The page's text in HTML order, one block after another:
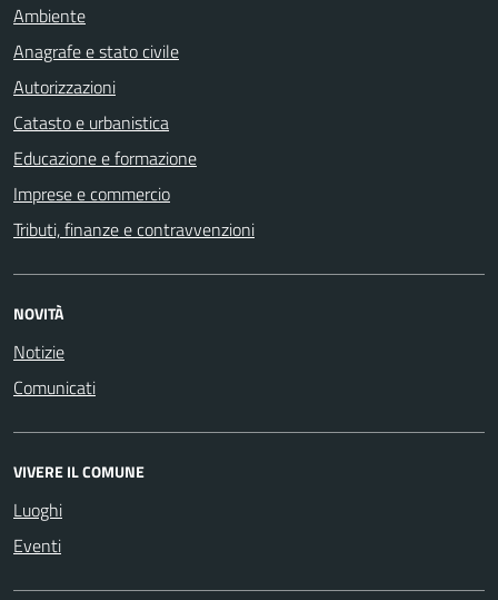
Ambiente
Anagrafe e stato civile
Autorizzazioni
Catasto e urbanistica
Educazione e formazione
Imprese e commercio
Tributi, finanze e contravvenzioni
NOVITÀ
Notizie
Comunicati
VIVERE IL COMUNE
Luoghi
Eventi